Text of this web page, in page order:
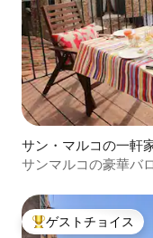
サン・マルコの一軒
サンマルコの豪華バ
大好評のゲストチョ
ゲストチョイス